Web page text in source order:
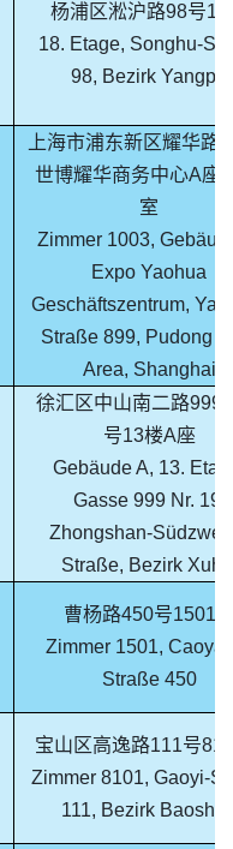
杨浦区淞沪路98号18
18. Etage, Songhu-
98, Bezirk Yangpu
上海市浦东新区耀华路
世博耀华商务中心A座
室
Zimmer 1003,
Expo Yaohua
Geschäftszentrum,
Straße 899, Pudong
Area, Shanghai
徐汇区中山南二路999
号13楼A座
Gebäude A, 13.
Gasse 999 Nr. 19,
Zhongshan-
Straße, Bezirk
曹杨路450号1501
Zimmer 1501,
Straße 450
宝山区高逸路111号
Zimmer 8101, Gaoyi-
111, Bezirk